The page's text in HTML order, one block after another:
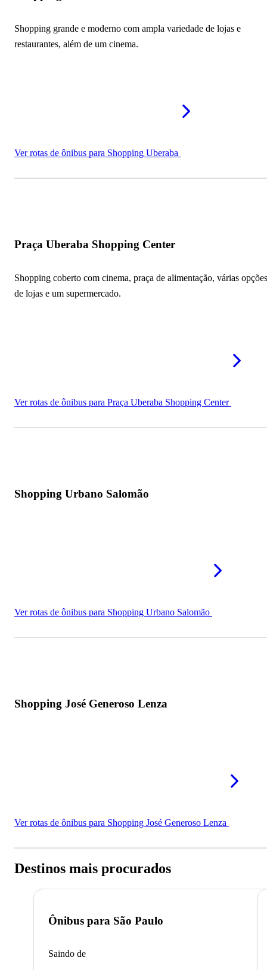
Shopping grande e moderno com ampla variedade de lojas e
restaurantes, além de um cinema.
Ver rotas de ônibus para Shopping Uberaba
Praça Uberaba Shopping Center
Shopping coberto com cinema, praça de alimentação, várias opções
de lojas e um supermercado.
Ver rotas de ônibus para Praça Uberaba Shopping Center
Shopping Urbano Salomão
Ver rotas de ônibus para Shopping Urbano Salomão
Shopping José Generoso Lenza
Ver rotas de ônibus para Shopping José Generoso Lenza
Destinos mais procurados
Ônibus para São Paulo
Saindo de